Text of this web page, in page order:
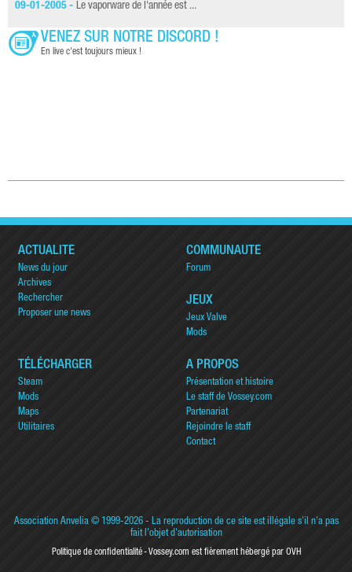
09-01-2005 - Le vaporware de l'année est ...
VENEZ SUR NOTRE DISCORD !
En live c'est toujours mieux !
ACTUALITÉ
News du jour
Archives
Rechercher
Proposer une news
COMMUNAUTÉ
Forum
JEUX
Jeux Valve
Mods
TÉLÉCHARGER
Steam
Mods
Maps
Utilitaires
A PROPOS
Présentation et histoire
Le staff de Vossey.com
Partenariat
Rejoindre le staff
Contact
Association Anvelia© 1999-2026 - La reproduction de ce site est illégale s'il n'a pas
fait l'objet d'autorisation
Politique de confidentialité Vossey.com est fièrement hébergé par OVH